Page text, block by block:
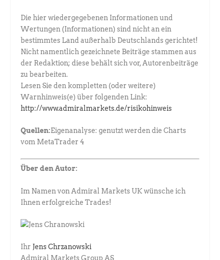
Die hier wiedergegebenen Informationen und
Wertungen (Informationen) sind nicht an ein
bestimmtes Land außerhalb Deutschlands gerichtet!
Nicht namentlich gezeichnete Beiträge stammen aus
der Redaktion; diese behält sich vor, Autorenbeiträge
zu bearbeiten.
Lesen Sie den kompletten (oder weitere)
Warnhinweis(e) über folgenden Link:
http://www.admiralmarkets.de/risikohinweis
Quellen:Eigenanalyse: genutzt werden die Charts
vom MetaTrader 4
Über den Autor:
Im Namen von Admiral Markets UK wünsche ich
Ihnen erfolgreiche Trades!
Ihr Jens Chrzanowski
Admiral Markets Group AS